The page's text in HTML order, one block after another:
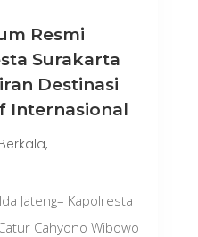
Resmi
Surakarta
Destinasi
Internasional
,
Jateng– Kapolresta
Cahyono Wibowo